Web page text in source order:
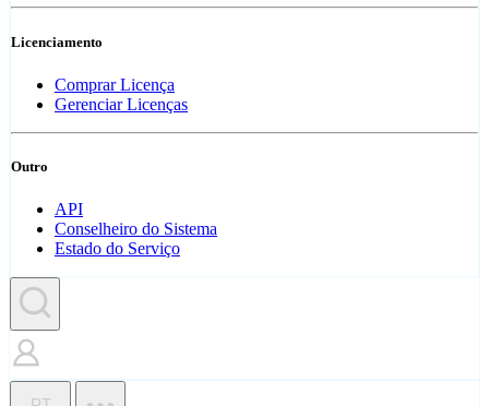
Licenciamento
Comprar Licença
Gerenciar Licenças
Outro
API
Conselheiro do Sistema
Estado do Serviço